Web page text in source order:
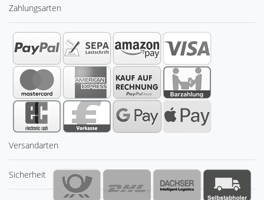
Zahlungsarten
Versandarten
Sicherheit